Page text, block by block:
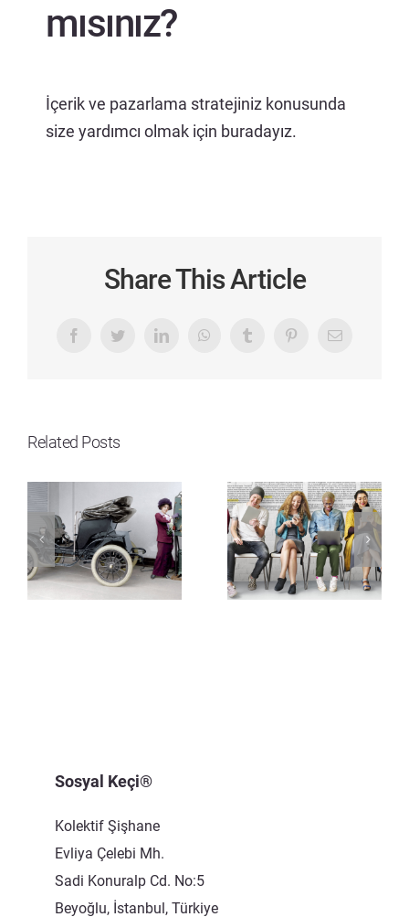
mısınız?
İçerik ve pazarlama stratejiniz konusunda
size yardımcı olmak için buradayız.
Share This Article
FacebookTwitterLinkedIn WhatsAppTumblr PinterestEmail
Related Posts
Sosyal Keçi®
Kolektif Şişhane
Evliya Çelebi Mh.
Sadi Konuralp Cd. No:5
Beyoğlu, İstanbul, Türkiye